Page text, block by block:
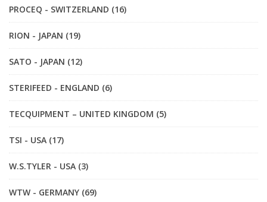
PROCEQ - SWITZERLAND (16)
RION - JAPAN (19)
SATO - JAPAN (12)
STERIFEED - ENGLAND (6)
TECQUIPMENT – UNITED KINGDOM (5)
TSI - USA (17)
W.S.TYLER - USA (3)
WTW - GERMANY (69)